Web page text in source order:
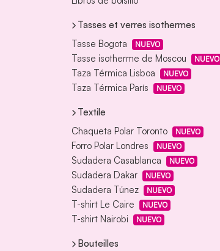
Tasses et verres isothermes
Tasse Bogota
NUEVO
Tasse isotherme de Moscou NUEVO
Taza Térmica Lisboa NUEVO
Taza Térmica París NUEVO
Textile
Chaqueta Polar Toronto
NUEVO
Forro Polar Londres NUEVO
Sudadera Casablanca NUEVO
Sudadera Dakar NUEVO
Sudadera Túnez NUEVO
T-shirt Le Caire NUEVO
T-shirt Nairobi NUEVO
Bouteilles